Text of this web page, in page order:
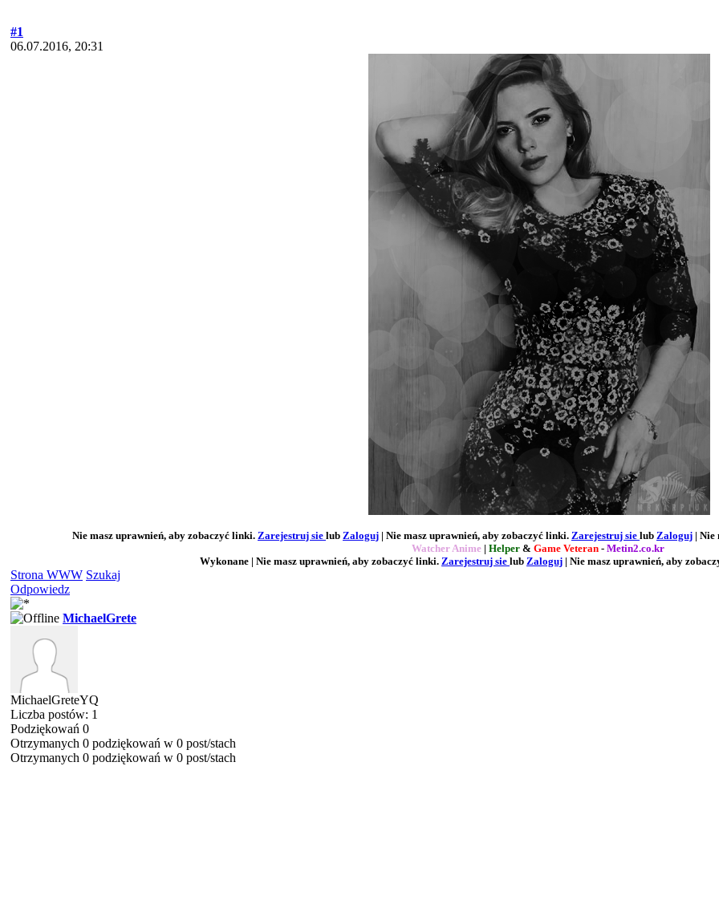
#1
06.07.2016, 20:31
Nie masz uprawnień, aby zobaczyć linki. Zarejestruj sie lub Zaloguj | Nie masz uprawnień, aby zobaczyć linki. Zarejestruj sie lub Zaloguj | Nie
Watcher Anime | Helper & Game Veteran - Metin2.co.kr
Wykonane | Nie masz uprawnień, aby zobaczyć linki. Zarejestruj sie lub Zaloguj | Nie masz uprawnień, aby
Strona WWW Szukaj
Odpowiedz
MichaelGrete
MichaelGreteYQ
Liczba postów: 1
Podziękowań 0
Otrzymanych 0 podziękowań w 0 post/stach
Otrzymanych 0 podziękowań w 0 post/stach